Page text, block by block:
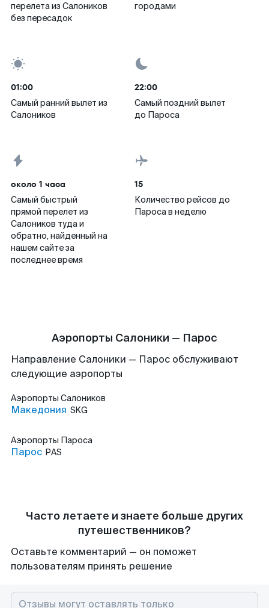
перелета из Салоников
без пересадок
городами
01:00
Самый ранний вылет из
Салоников
22:00
Самый поздний вылет
до Пароса
около 1 часа
Самый быстрый
прямой перелет из
Салоников туда и
обратно, найденный на
нашем сайте за
последнее время
15
Количество рейсов до
Пароса в неделю
Аэропорты Салоники — Парос
Направление Салоники — Парос обслуживают
следующие аэропорты
Аэропорты Салоников
Македония SKG
Аэропорты Пароса
Парос PAS
Часто летаете и знаете больше других
путешественников?
Оставьте комментарий — он поможет
пользователям принять решение